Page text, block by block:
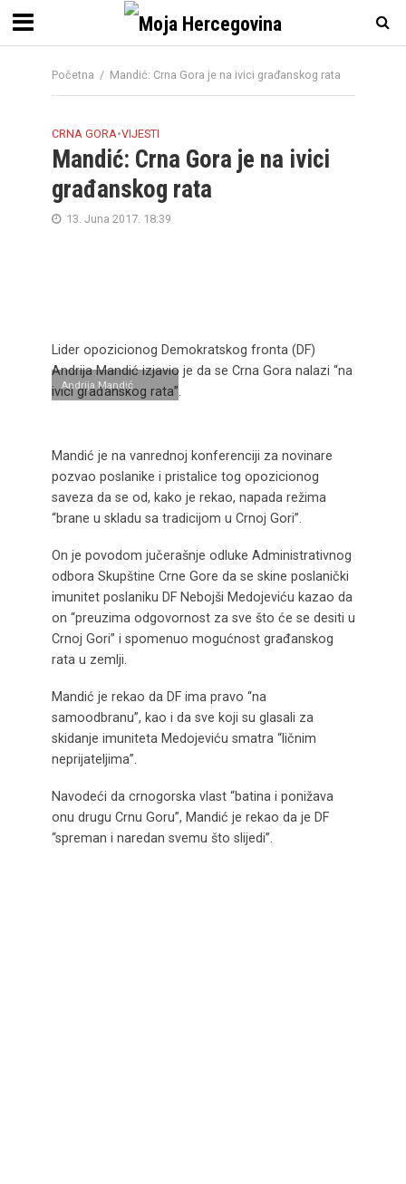
Početna / Mandić: Crna Gora je na ivici građanskog rata
CRNA GORA•VIJESTI
Mandić: Crna Gora je na ivici
građanskog rata
13. Juna 2017. 18:39
Lider opozicionog Demokratskog fronta (DF)
Andrija Mandić izjavio je da se Crna Gora nalazi “na
ivici građanskog rata”.
Andrija Mandić
Mandić je na vanrednoj konferenciji za novinare
pozvao poslanike i pristalice tog opozicionog
saveza da se od, kako je rekao, napada režima
“brane u skladu sa tradicijom u Crnoj Gori”.
On je povodom jučerašnje odluke Administrativnog
odbora Skupštine Crne Gore da se skine poslanički
imunitet poslaniku DF Nebojši Medojeviću kazao da
on “preuzima odgovornost za sve što će se desiti u
Crnoj Gori” i spomenuo mogućnost građanskog
rata u zemlji.
Mandić je rekao da DF ima pravo “na
samoodbranu”, kao i da sve koji su glasali za
skidanje imuniteta Medojeviću smatra “ličnim
neprijateljima”.
Navodeći da crnogorska vlast “batina i ponižava
onu drugu Crnu Goru”, Mandić je rekao da je DF
“spreman i naredan svemu što slijedi”.